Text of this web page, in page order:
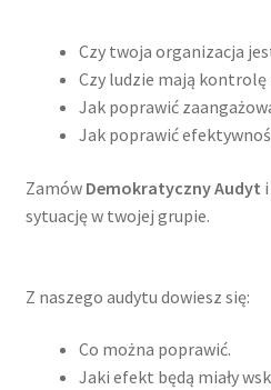
Czy twoja organizacja
Czy ludzie mają kontrolę
Jak poprawić
Jak poprawić
Zamów Demokratyczny Audyt
sytuację w twojej grupie.
Z naszego audytu dowiesz się:
Co można poprawić.
Jaki efekt będą miały